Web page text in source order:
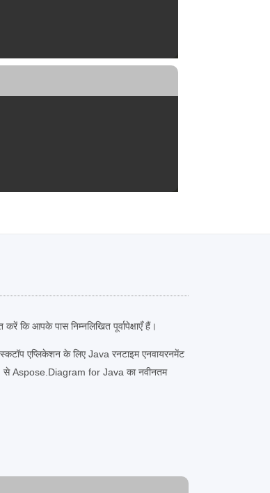
कि आपके पास निम्नलिखित पूर्वापेक्षाएँ हैं।
एप्लिकेशन के लिए Java रनटाइम एनवायरनमेंट
Aspose.Diagram for Java का नवीनतम